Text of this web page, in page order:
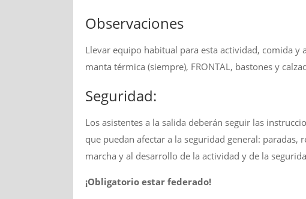
Observaciones
Llevar equipo habitual para esta actividad, comida
manta térmica (siempre), FRONTAL, bastones y
Seguridad:
Los asistentes a la salida deberán seguir las
que puedan afectar a la seguridad general:
marcha y al desarrollo de la actividad y de la
¡Obligatorio estar federado!